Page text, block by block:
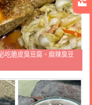
吃脆皮臭豆腐、麻辣臭豆